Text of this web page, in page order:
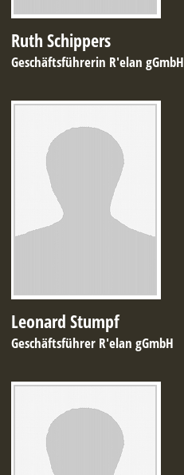
Ruth Schippers
Geschäftsführerin R'elan gGmbH
Leonard Stumpf
Geschäftsführer R'elan gGmbH